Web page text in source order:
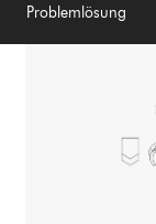
Problemlösung